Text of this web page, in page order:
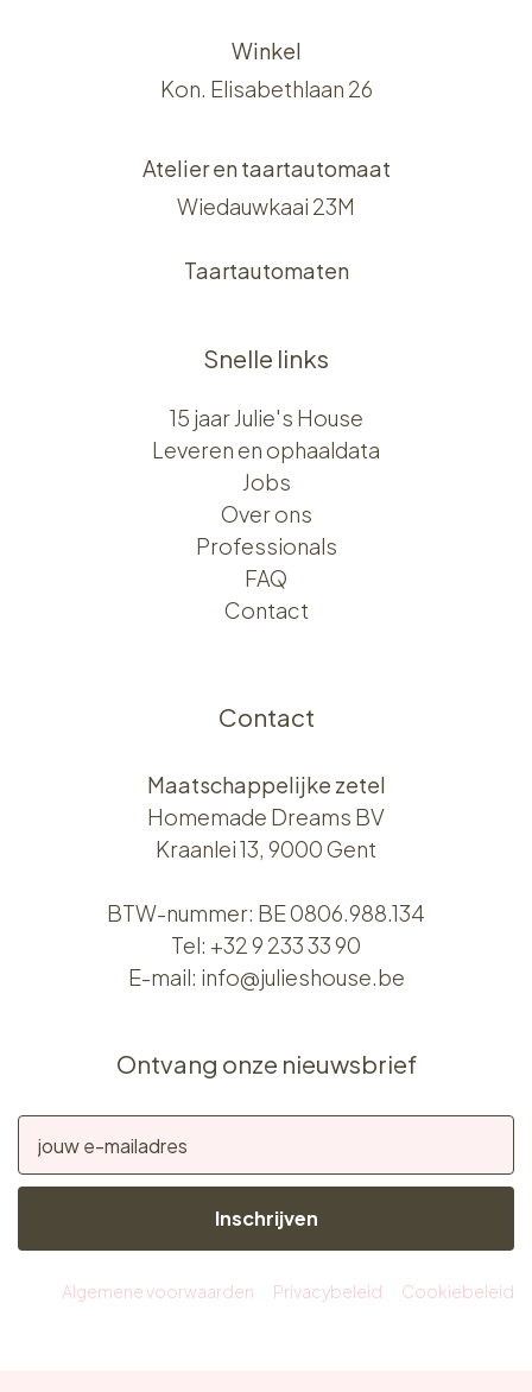
Winkel
Kon. Elisabethlaan 26
Atelier en taartautomaat
Wiedauwkaai 23M
Taartautomaten
Snelle links
15 jaar Julie's House
Leveren en ophaaldata
Jobs
Over ons​​
Professionals
FAQ
Contact
Contact
Maatschappelijke zetel
Homemade Dreams BV
Kraanlei 13, 9000 Gent
BTW-nummer: BE 0806.988.134
Tel: +32 9 233 33 90
E-mail: info@julieshouse.be
Ontvang onze nieuwsbrief
Inschrijven
Algemene voorwaarden Privacybeleid Cookiebeleid